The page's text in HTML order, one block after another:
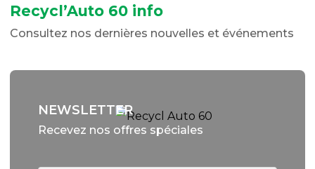
Recycl’Auto 60 info
Consultez nos dernières nouvelles et événements
NEWSLETTER
Recevez nos offres spéciales